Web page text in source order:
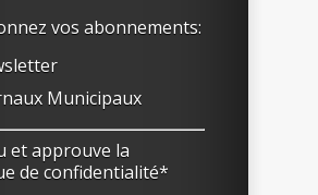
vos abonnements:
Municipaux
et approuve la
de confidentialité*